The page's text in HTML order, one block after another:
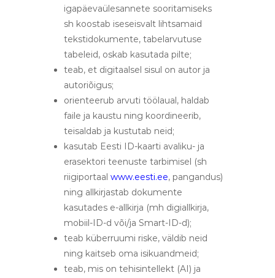
igapäevaülesannete sooritamiseks
sh koostab iseseisvalt lihtsamaid
tekstidokumente, tabelarvutuse
tabeleid, oskab kasutada pilte;
teab, et digitaalsel sisul on autor ja
autoriõigus;
orienteerub arvuti töölaual, haldab
faile ja kaustu ning koordineerib,
teisaldab ja kustutab neid;
kasutab Eesti ID-kaarti avaliku- ja
erasektori teenuste tarbimisel (sh
riigiportaal www.eesti.ee, pangandus)
ning allkirjastab dokumente
kasutades e-allkirja (mh digiallkirja,
mobiil-ID-d või/ja Smart-ID-d);
teab küberruumi riske, väldib neid
ning kaitseb oma isikuandmeid;
teab, mis on tehisintellekt (AI) ja